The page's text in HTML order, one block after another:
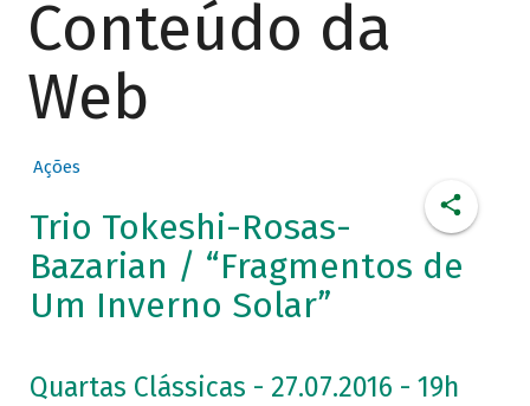
Conteúdo da
Web
Ações
Trio Tokeshi-Rosas-
Bazarian / “Fragmentos de
Um Inverno Solar”
Quartas Clássicas - 27.07.2016 - 19h